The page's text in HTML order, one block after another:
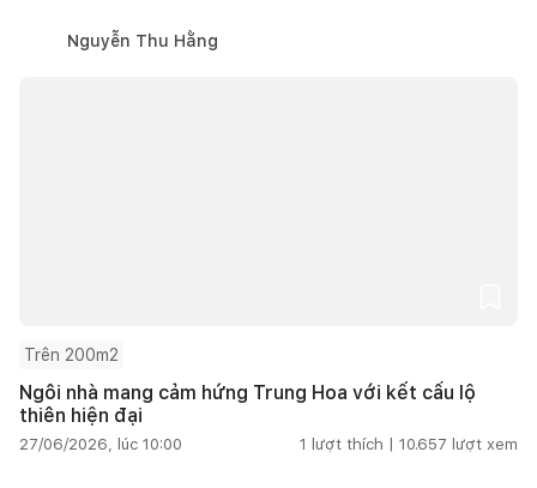
Nguyễn Thu Hằng
Trên 200m2
Ngôi nhà mang cảm hứng Trung Hoa với kết cấu lộ
thiên hiện đại
27/06/2026, lúc 10:00 1 lượt thích | 10.657 lượt xem